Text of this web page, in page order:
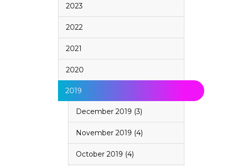
2023
2022
2021
2020
2019
December 2019 (3)
November 2019 (4)
October 2019 (4)